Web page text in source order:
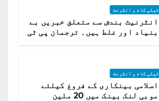
ٹیلی کام و انٹرنٹ
انٹرنیٹ بندش سے متعلق خبریں بے
بنیاد اور غلط ہیں۔ ترجمان پی ٹی
ٹیلی کام و انٹرنٹ
اسلامی بینکاری کے فروغ کیلئے
موبی لنک بینک میں 20 ملین